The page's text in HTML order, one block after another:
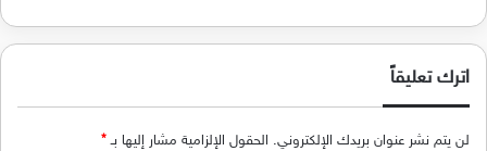
اترك تعليقاً
لن يتم نشر عنوان بريدك الإلكتروني. الحقول الإلزامية مشار إليها بـ*